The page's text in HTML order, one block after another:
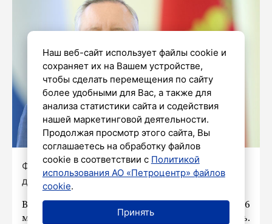
Фото: Дмитрий Тимофеев / «Петербургский
дневник»
В этом году бюджет Петербурга получит на 54,6
миллиарда рублей больше, чем планировалось.
Наш веб-сайт использует файлы cookie и
сохраняет их на Вашем устройстве,
чтобы сделать перемещения по сайту
более удобными для Вас, а также для
анализа статистики сайта и содействия
нашей маркетинговой деятельности.
Продолжая просмотр этого сайта, Вы
соглашаетесь на обработку файлов
cookie в соответствии с Политикой
использования АО «Петроцентр» файлов
cookie.
Принять